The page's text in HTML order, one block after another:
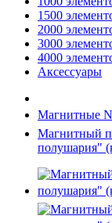
1500
2000
3000
4000
Аксессуары
Магнитные
Магнитный
полушария"